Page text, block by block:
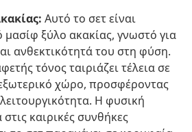
Αυτό το σετ είναι
μασίφ ξύλο ακακίας, γνωστό για
ανθεκτικότητά του στη φύση.
τόνος ταιριάζει τέλεια σε
χώρο, προσφέροντας
Η φυσική
καιρικές συνθήκες